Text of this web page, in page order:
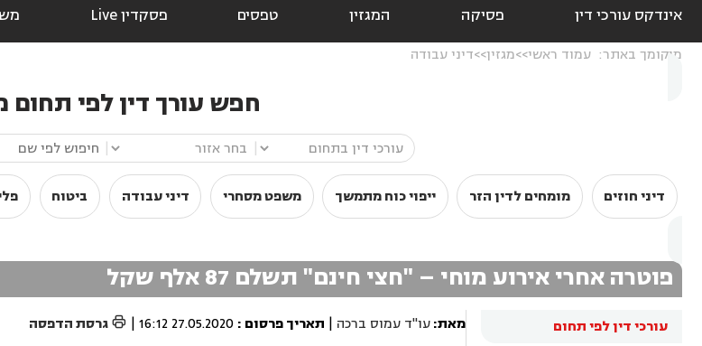
אינדקס עורכי דין פסיקה המגזין טפסים פסקדין Live
מיקומך באתר: עמוד ראשי מגזין דיני עבודה
חפש עורך דין לפי
דיני חוזים מומחים לדין הזר ייפוי כוח מתמשך משפט מסחרי דיני עבודה ביטוח
פוטרה אחרי אירוע מוחי – "חצי חינם" תשלם 87 אלף שקל
עורכי דין לפי תחום
מאת:עו"ד עמוס ברכה | תאריך פרסום :
27.05.2020 16:12
|
 גרסת הדפסה